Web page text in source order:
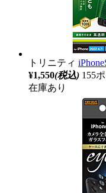
トリニティ
¥1,550(税込) 155
在庫あり